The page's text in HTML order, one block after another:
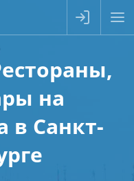
на
в Санкт-